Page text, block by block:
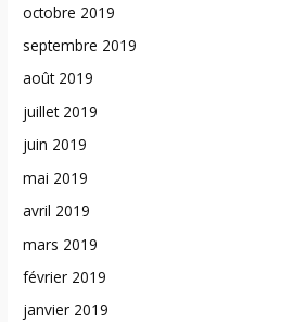
octobre 2019
septembre 2019
août 2019
juillet 2019
juin 2019
mai 2019
avril 2019
mars 2019
février 2019
janvier 2019